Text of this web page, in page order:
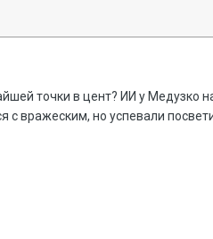
точки в цент? ИИ у Медузко
вражеским, но успевали